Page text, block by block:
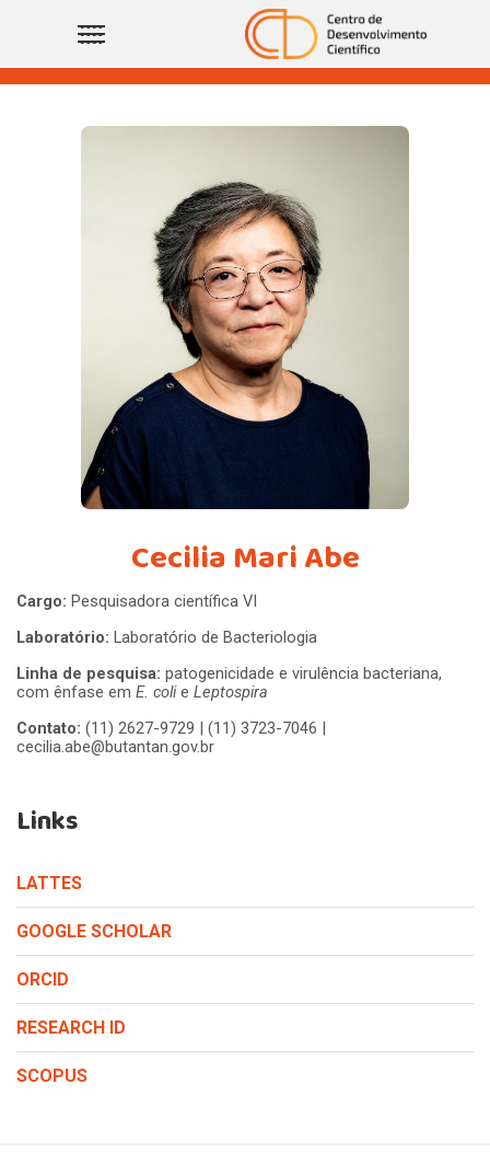
Cecilia Mari Abe
Cargo: Pesquisadora científica VI
Laboratório: Laboratório de Bacteriologia
Linha de pesquisa: patogenicidade e virulência bacteriana,
com ênfase em E. colie Leptospira
Contato: (11) 2627-9729 | (11) 3723-7046 |
cecilia.abe@butantan.gov.br
Links
LATTES
GOOGLE SCHOLAR
ORCID
RESEARCH ID
SCOPUS